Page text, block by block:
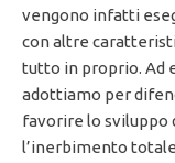
vengono infatti
con altre
tutto in proprio. Ad
adottiamo per
favorire lo sviluppo
l’inerbimento